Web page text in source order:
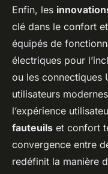
Enfin, les
clé dans le confort
équipés de
électriques pour
ou les connectiques
utilisateurs
l’expérience
fauteuils et confort
convergence entre
redéfinit la manière